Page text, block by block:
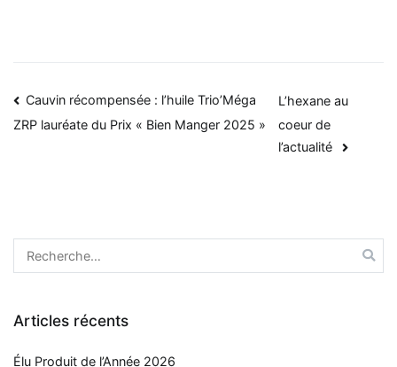
Cauvin récompensée : l’huile Trio’Méga
ZRP lauréate du Prix « Bien Manger 2025 »
L’hexane au
coeur de
l’actualité
Articles récents
Élu Produit de l’Année 2026